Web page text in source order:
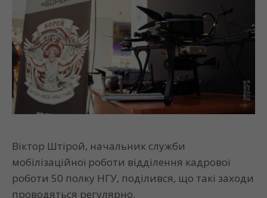
Віктор Штірой, начальник служби
мобілізаційної роботи відділення кадрової
роботи 50 полку НГУ, поділився, що такі заходи
проводяться регулярно.